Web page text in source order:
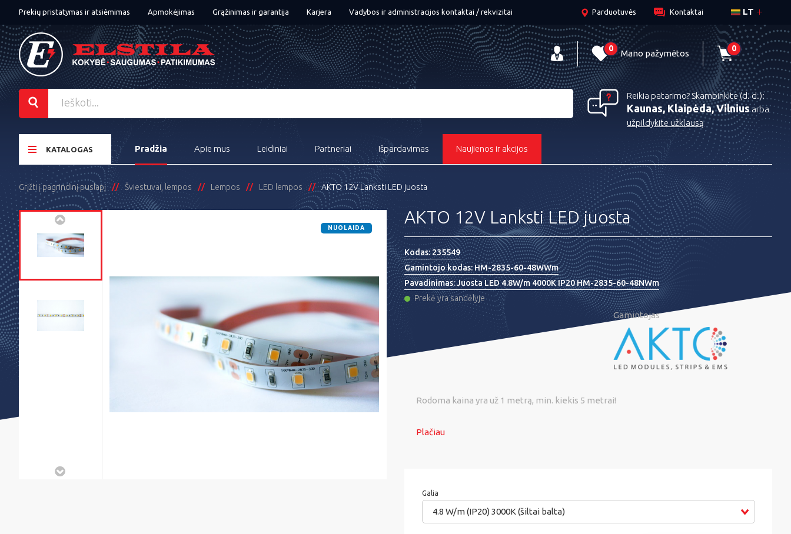
Prekių pristatymas ir atsiėmimas Apmokėjimas Grąžinimas ir garantija Karjera Vadybos ir administracijos kontaktai / rekvizitai LT
Parduotuvės Kontaktai
0 Mano pažymėtos 0
Reikia patarimo? Skambinkite (d. d.):
Kaunas, Klaipėda, Vilniusarba
užpildykite užklausą
KATALOGAS Pradžia Apie mus Leidiniai Partneriai Išpardavimas Naujienos ir akcijos
Grįžti į pagrindinį puslapį Šviestuvai, lempos Lempos LED lempos AKTO 12V Lanksti LED juosta
NUOLAIDA
AKTO 12V Lanksti LED juosta
Kodas:235549
Gamintojo kodas:HM-2835-60-48WWm
Pavadinimas:Juosta LED 4.8W/m 4000K IP20 HM-2835-60-48NWm
Prekė yra sandėlyje
Gamintojas
Rodoma kaina yra už 1 metrą, min. kiekis 5 metrai!
Plačiau
Galia
4.8 W/m (IP20) 3000K (šiltai balta)